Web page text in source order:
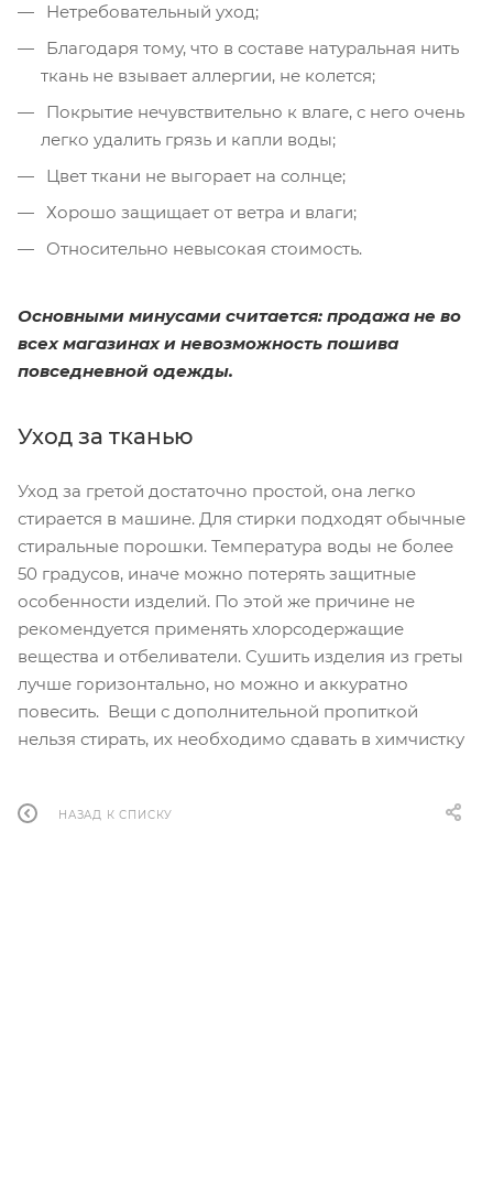
Нетребовательный уход;
Благодаря тому, что в составе натуральная нить
ткань не взывает аллергии, не колется;
Покрытие нечувствительно к влаге, с него очень
легко удалить грязь и капли воды;
Цвет ткани не выгорает на солнце;
Хорошо защищает от ветра и влаги;
Относительно невысокая стоимость.
Основными минусами считается: продажа не во
всех магазинах и невозможность пошива
повседневной одежды.
Уход за тканью
Уход за гретой достаточно простой, она легко
стирается в машине. Для стирки подходят обычные
стиральные порошки. Температура воды не более
50 градусов, иначе можно потерять защитные
особенности изделий. По этой же причине не
рекомендуется применять хлорсодержащие
вещества и отбеливатели. Сушить изделия из греты
лучше горизонтально, но можно и аккуратно
повесить. Вещи с дополнительной пропиткой
нельзя стирать, их необходимо сдавать в химчистку
НАЗАД К СПИСКУ